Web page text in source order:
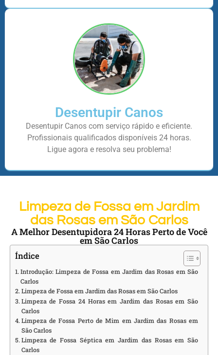
Desentupir Canos
Desentupir Canos com serviço rápido e eficiente.
Profissionais qualificados disponíveis 24 horas.
Ligue agora e resolva seu problema!
Limpeza de Fossa em Jardim
das Rosas em São Carlos
A Melhor Desentupidora 24 Horas Perto de Você
em São Carlos
Índice
Introdução: Limpeza de Fossa em Jardim das Rosas em São
Carlos
Limpeza de Fossa em Jardim das Rosas em São Carlos
Limpeza de Fossa 24 Horas em Jardim das Rosas em São
Carlos
Limpeza de Fossa Perto de Mim em Jardim das Rosas em
São Carlos
Limpeza de Fossa Séptica em Jardim das Rosas em São
Carlos